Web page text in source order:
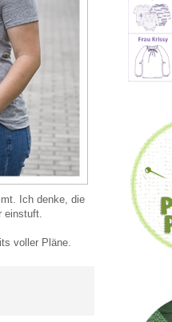
Ich denke, die
voller Pläne.